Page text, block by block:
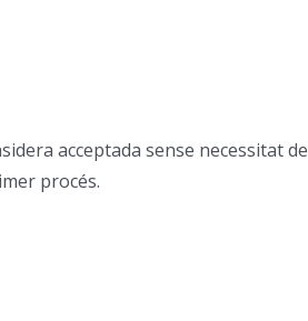
acceptada sense necessitat de
procés.